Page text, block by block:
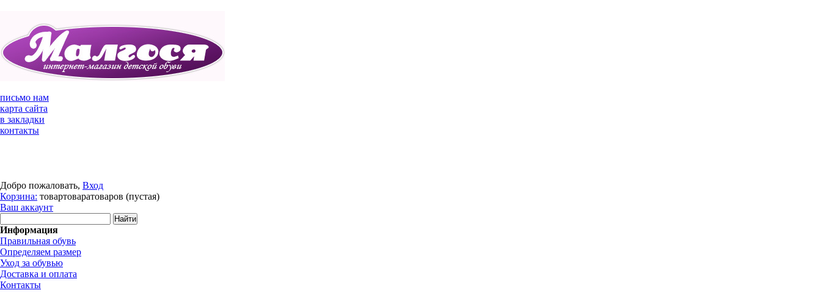
письмо нам
карта сайта
в закладки
контакты
Добро пожаловать, Вход
Корзина: товартоваратоваров (пустая)
Ваш аккаунт
Информация
Правильная обувь
Определяем размер
Уход за обувью
Доставка и оплата
Контакты